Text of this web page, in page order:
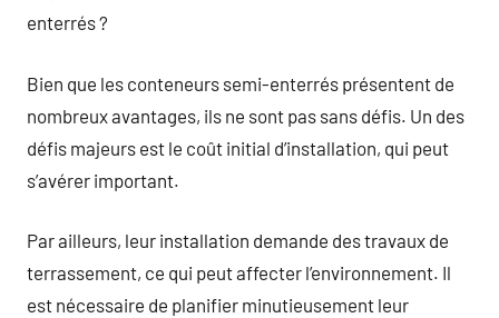
enterrés ?
Bien que les conteneurs semi-enterrés présentent de
nombreux avantages, ils ne sont pas sans défis. Un des
défis majeurs est le coût initial d’installation, qui peut
s’avérer important.
Par ailleurs, leur installation demande des travaux de
terrassement, ce qui peut affecter l’environnement. Il
est nécessaire de planifier minutieusement leur